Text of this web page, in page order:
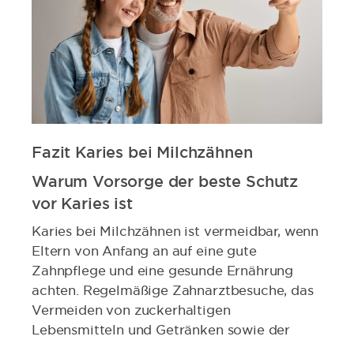
Fazit Karies bei Milchzähnen
Warum Vorsorge der beste Schutz
vor Karies ist
Karies bei Milchzähnen ist vermeidbar, wenn
Eltern von Anfang an auf eine gute
Zahnpflege und eine gesunde Ernährung
achten. Regelmäßige Zahnarztbesuche, das
Vermeiden von zuckerhaltigen
Lebensmitteln und Getränken sowie der